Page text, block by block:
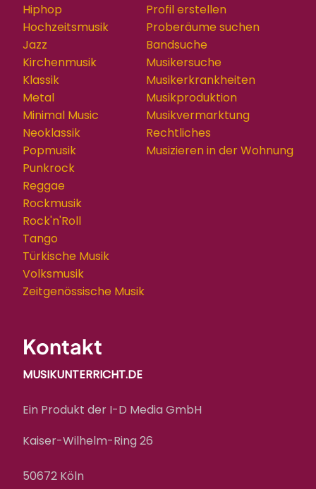
Hiphop
Hochzeitsmusik
Jazz
Kirchenmusik
Klassik
Metal
Minimal Music
Neoklassik
Popmusik
Punkrock
Reggae
Rockmusik
Rock'n'Roll
Tango
Türkische Musik
Volksmusik
Zeitgenössische Musik
Profil erstellen
Proberäume suchen
Bandsuche
Musikersuche
Musikerkrankheiten
Musikproduktion
Musikvermarktung
Rechtliches
Musizieren in der Wohnung
Kontakt
MUSIKUNTERRICHT.DE
Ein Produkt der I-D Media GmbH
Kaiser-Wilhelm-Ring 26
50672 Köln